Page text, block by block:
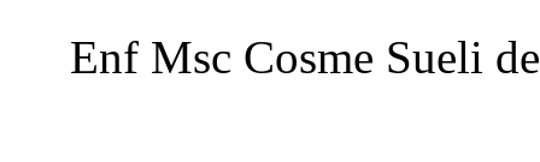
Enf Msc Cosme Sueli de